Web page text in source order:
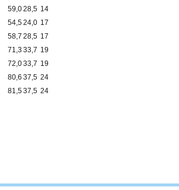
59,028,5 14
54,524,0 17
58,7 28,5 17
71,3 33,7 19
72,033,7 19
80,6 37,5 24
81,537,5 24